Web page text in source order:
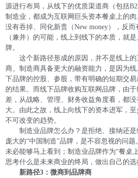
源进行布局，从线下的优质渠道商（包括
制造业，都成为互联网巨头资本餐桌上的肉
没有吞掉、同化新贵（New money），反
（兼并）的可能，线上到线下的本质，就
牌。
这个新路径形成的原因，并不是线上的
商、制造商具备更大的融资能力，是因为
下品牌的控股、参股，带有明确的短期交
的结果。而线下品牌收购互联网品牌，由
差，从战略、管理、财务收益角度看，都
大。由此之故，线上向线下的资本进军，
不可改变的趋势。
制造业品牌怎么办？是拒绝、接纳还是
庞大的“中国制造”品牌，是不容忽视的问
未必能够马上看到；制造业品牌作为“餐桌
思考什么是未来商业的终局，做出自己的选
新路径3：微商到品牌商